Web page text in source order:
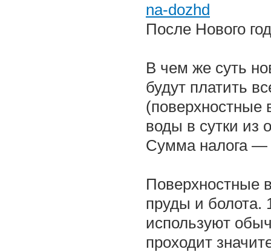
na-dozhd
После Нового
В чем же суть
будут платить
(поверхностные
воды в сутки из
Сумма налога —
Поверхностные
пруды и болота.
используют
проходит